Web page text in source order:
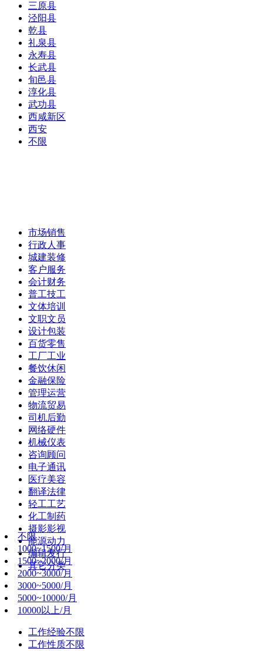
三原县
泾阳县
乾县
礼泉县
永寿县
长武县
旬邑县
淳化县
武功县
西咸新区
西安
不限
市场销售
行政人事
城建装修
客户服务
会计财务
普工技工
文体培训
文职文员
设计包装
百货零售
工厂工业
餐饮休闲
金融保险
管理运营
物流贸易
司机后勤
网络硬件
机械仪表
咨询顾问
电子通讯
医疗美容
翻译法律
轻工工艺
化工制药
摄影影视
能源动力
编辑发行
其它分类
不限
1000~1500/月
1500~2000/月
2000~3000/月
3000~5000/月
5000~10000/月
10000以上/月
工作经验不限
工作性质不限